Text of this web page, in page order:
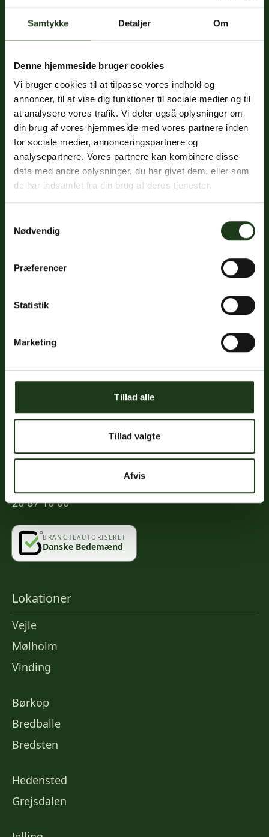
Samtykke Detaljer Om
Denne hjemmeside bruger cookies
Vi bruger cookies til at tilpasse vores indhold og
annoncer, til at vise dig funktioner til sociale medier og til
at analysere vores trafik. Vi deler også oplysninger om
din brug af vores hjemmeside med vores partnere inden
for sociale medier, annonceringspartnere og
analysepartnere. Vores partnere kan kombinere disse
data med andre oplysninger, du har givet dem, eller som
de har indsamlet fra din brug af deres tjenester.
Nødvendig
Præferencer
Statistik
Marketing
Tillad alle
Tillad valgte
Afvis
Fredericiavej 69B, st.
7100 Vejle
CVR: 32334512
Trustpilot
Sociale medier
Instagram
Google
Links
Mindeportal
Kontakt
info@vahlogwetche.dk
20 87 10 00
BRANCHEAUTORISERET
Danske Bedemænd
Lokationer
Vejle
Mølholm
Vinding
Børkop
Bredballe
Bredsten
Hedensted
Grejsdalen